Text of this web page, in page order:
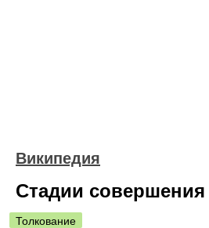
Википедия
Стадии совершения
Толкование